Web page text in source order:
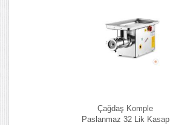
Çağdaş Komple
Paslanmaz 32 Lik Kasap